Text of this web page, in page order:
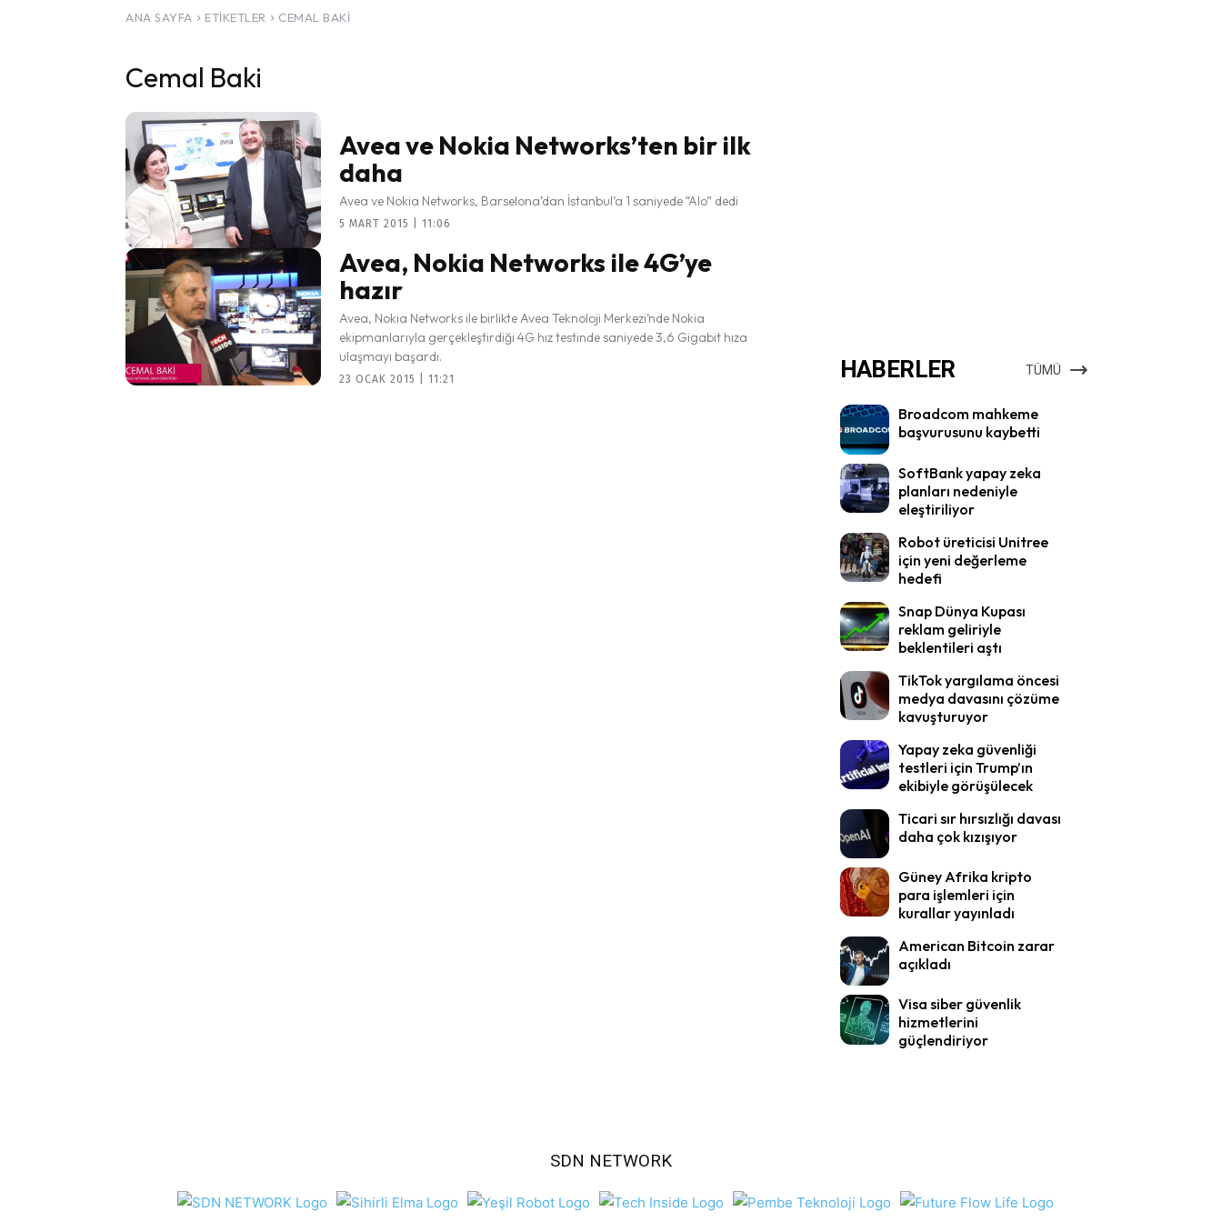
ANA SAYFA ETIKETLER CEMAL BAKI
Cemal Baki
Avea ve Nokia Networks’ten bir ilk
daha
Avea ve Nokia Networks, Barselona’dan İstanbul’a 1 saniyede “Alo” dedi
5 MART 2015 | 11:06
Avea, Nokia Networks ile 4G’ye
hazır
Avea, Nokia Networks ile birlikte Avea Teknoloji Merkezi’nde Nokia
ekipmanlarıyla gerçekleştirdiği 4G hız testinde saniyede 3,6 Gigabit hıza
ulaşmayı başardı.
23 OCAK 2015 | 11:21 HABERLER TÜMÜ
Broadcom mahkeme
başvurusunu kaybetti
SoftBank yapay zeka
planları nedeniyle
eleştiriliyor
Robot üreticisi Unitree
için yeni değerleme
hedefi
Snap Dünya Kupası
reklam geliriyle
beklentileri aştı
TikTok yargılama öncesi
medya davasını çözüme
kavuşturuyor
Yapay zeka güvenliği
testleri için Trump’ın
ekibiyle görüşülecek
Ticari sır hırsızlığı davası
daha çok kızışıyor
Güney Afrika kripto
para işlemleri için
kurallar yayınladı
American Bitcoin zarar
açıkladı
Visa siber güvenlik
hizmetlerini
güçlendiriyor
SDN NETWORK